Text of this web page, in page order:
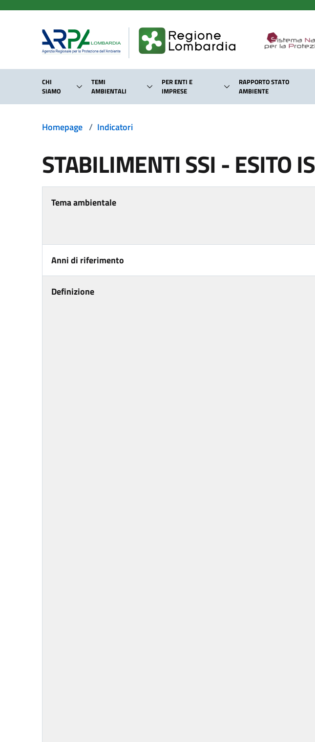
CHI
SIAMO
TEMI
AMBIENTALI
PER ENTI E
IMPRESE
RAPPORTO STATO
AMBIENTE
Homepage / Indicatori
STABILIMENTI SSI - ESITO
Tema ambientale
Anni di riferimento
Definizione